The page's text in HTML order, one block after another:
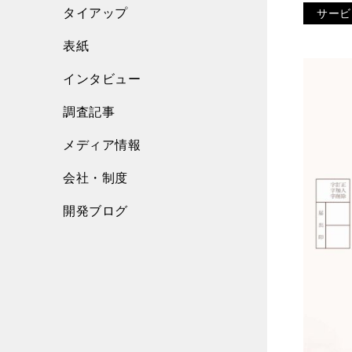
タイアップ
表紙
インタビュー
調査記事
メディア情報
会社・制度
開発ブログ
サー